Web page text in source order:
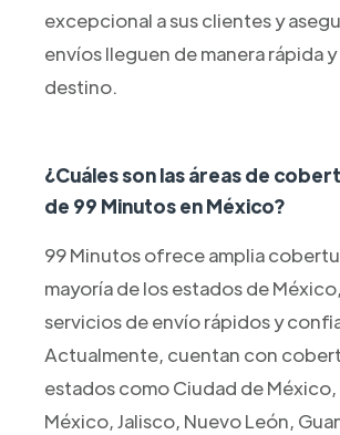
excepcional a sus clientes y
envíos lleguen de manera rápida y
destino.
¿Cuáles son las áreas de
de 99 Minutos en México?
99 Minutos ofrece amplia
mayoría de los estados de
servicios de envío rápidos y
Actualmente, cuentan con
estados como Ciudad de
México, Jalisco, Nuevo León,